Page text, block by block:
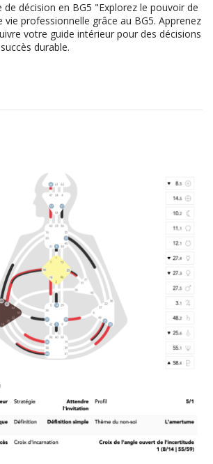
décision en BG5 "Explorez le pouvoir de
professionnelle grâce au BG5. Apprenez
votre guide intérieur pour des décisions
durable.